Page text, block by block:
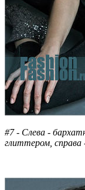
#7 - Слева -
глиттером,